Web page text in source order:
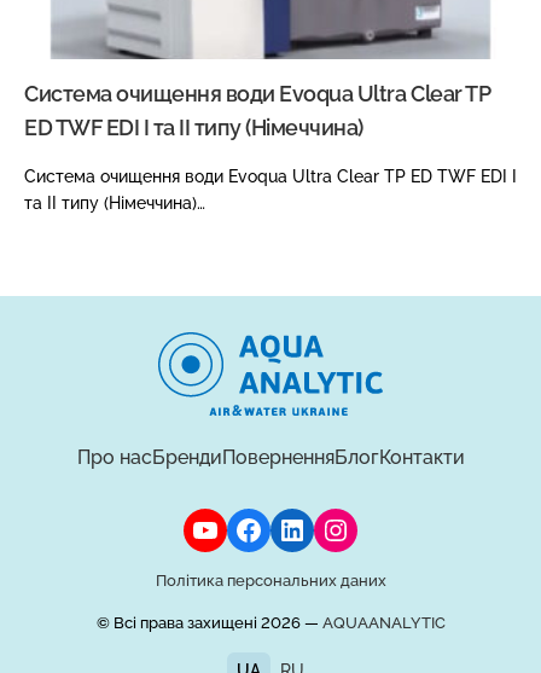
Система очищення води Evoqua Ultra Clear TP
ED TWF EDI I та II типу (Німеччина)
Система очищення води Evoqua Ultra Clear TP ED TWF EDI I
та II типу (Німеччина)…
Про насБрендиПоверненняБлогКонтакти
YouTube
Facebook
LinkedIn
Instagram
Політика персональних даних
© Всі права захищені 2026 — AQUAANALYTIC